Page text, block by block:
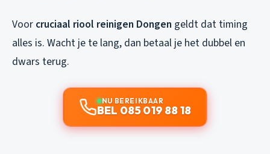
Voor cruciaal riool reinigen Dongen geldt dat timing
alles is. Wacht je te lang, dan betaal je het dubbel en
dwars terug.
NU BEREIKBAAR
BEL 085 019 88 18